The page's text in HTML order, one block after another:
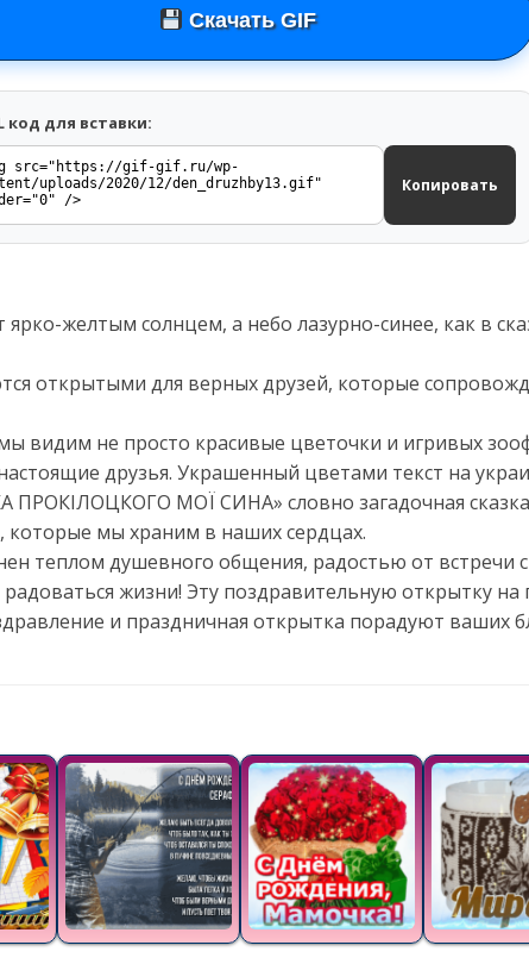
Скачать GIF
код для вставки:
Копировать
ярко-желтым солнцем, а небо лазурно-синее, как в
открытыми для верных друзей, которые
видим не просто красивые цветочки и игривых
друзья. Украшенный цветами текст на
МОЇ СИНА» словно загадочная
которые мы храним в наших сердцах.
теплом душевного общения, радостью от встречи
радоваться жизни! Эту поздравительную открытку
и праздничная открытка порадуют ваших